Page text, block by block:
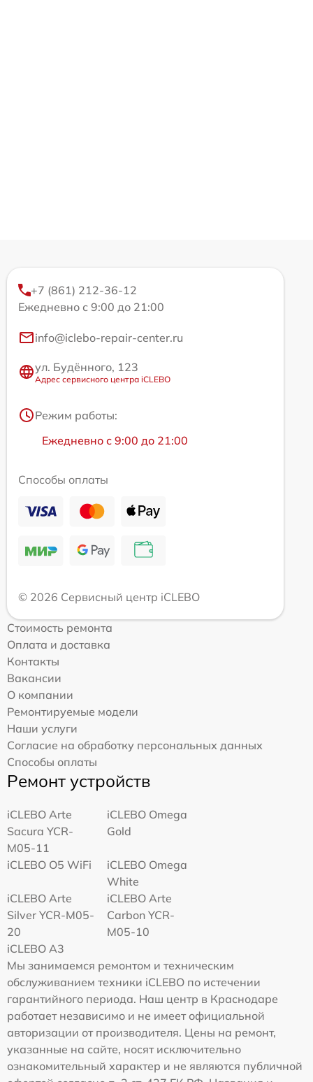
+7 (861) 212-36-12
Ежедневно с 9:00 до 21:00
info@iclebo-repair-center.ru
ул. Будённого, 123
Адрес сервисного центра iCLEBO
Режим работы:
Ежедневно с 9:00 до 21:00
Способы оплаты
© 2026 Сервисный центр iCLEBO
Стоимость ремонта
Оплата и доставка
Контакты
Вакансии
О компании
Ремонтируемые модели
Наши услуги
Согласие на обработку персональных данных
Способы оплаты
Ремонт устройств
iCLEBO Arte
Sacura YCR-
M05-11
iCLEBO Omega
Gold
iCLEBO O5 WiFi
iCLEBO Omega
White
iCLEBO Arte
Silver YCR-M05-
20
iCLEBO Arte
Carbon YCR-
M05-10
iCLEBO A3
Мы занимаемся ремонтом и техническим
обслуживанием техники iCLEBO по истечении
гарантийного периода. Наш центр в Краснодаре
работает независимо и не имеет официальной
авторизации от производителя. Цены на ремонт,
указанные на сайте, носят исключительно
ознакомительный характер и не являются публичной